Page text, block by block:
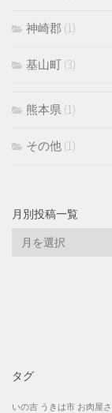
神崎郡 (1)
基山町 (3)
熊本県 (1)
その他 (1)
月別投稿一覧
タグ
いの吉 うきは市 お肉屋